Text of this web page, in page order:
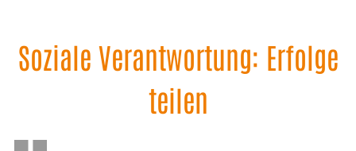
Soziale Verantwortung: Erfolge
teilen